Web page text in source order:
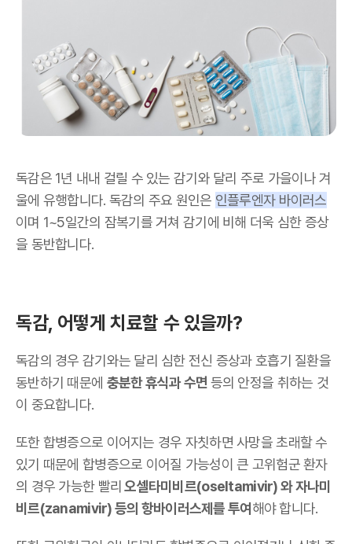
독감은 1년 내내 걸릴 수 있는 감기와 달리 주로 가을이나 겨
울에 유행합니다. 독감의 주요 원인은 인플루엔자 바이러스
이며 1~5일간의 잠복기를 거쳐 감기에 비해 더욱 심한 증상
을 동반합니다.
독감, 어떻게 치료할 수 있을까?
독감의 경우 감기와는 달리 심한 전신 증상과 호흡기 질환을
동반하기 때문에 충분한 휴식과 수면등의 안정을 취하는 것
이 중요합니다.
또한 합병증으로 이어지는 경우 자칫하면 사망을 초래할 수
있기 때문에 합병증으로 이어질 가능성이 큰 고위험군 환자
의 경우 가능한 빨리 오셀타미비르(oseltamivir) 와 자나미
비르(zanamivir) 등의 항바이러스제를 투여 해야 합니다.